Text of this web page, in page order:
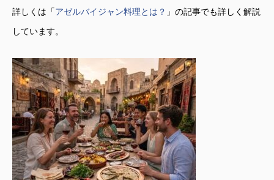
詳しくは「アゼルバイジャン料理とは？ 」の記事でも詳しく解説
しています。